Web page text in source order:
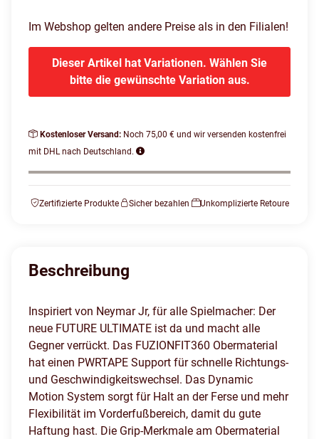
Im Webshop gelten andere Preise als in den Filialen!
Dieser Artikel hat Variationen. Wählen Sie
bitte die gewünschte Variation aus.
Kostenloser Versand: Noch 75,00 € und wir versenden kostenfrei
mit DHL nach Deutschland.
Zertifizierte Produkte Sicher bezahlen Unkomplizierte Retoure
Beschreibung
Inspiriert von Neymar Jr, für alle Spielmacher: Der
neue FUTURE ULTIMATE ist da und macht alle
Gegner verrückt. Das FUZIONFIT360 Obermaterial
hat einen PWRTAPE Support für schnelle Richtungs-
und Geschwindigkeitswechsel. Das Dynamic
Motion System sorgt für Halt an der Ferse und mehr
Flexibilität im Vorderfußbereich, damit du gute
Haftung hast. Die Grip-Merkmale am Obermaterial